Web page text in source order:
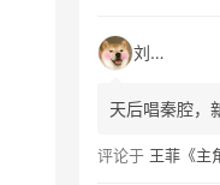
刘看山
天后唱秦腔，
评论于 王菲《主